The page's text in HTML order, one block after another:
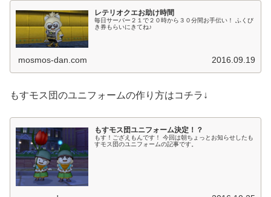
レテリオクエお助け時間
毎日サーバー２１で２０時から３０分間お手伝い！ ふくび
き券もらいにきてね♪
mosmos-dan.com 2016.09.19
もすモス団のユニフォームの作り方はコチラ↓
もすモス団ユニフォーム決定！？
もす！ござえもんです！ 今回は朝ちょっとお知らせしたも
すモス団のユニフォームの記事です。